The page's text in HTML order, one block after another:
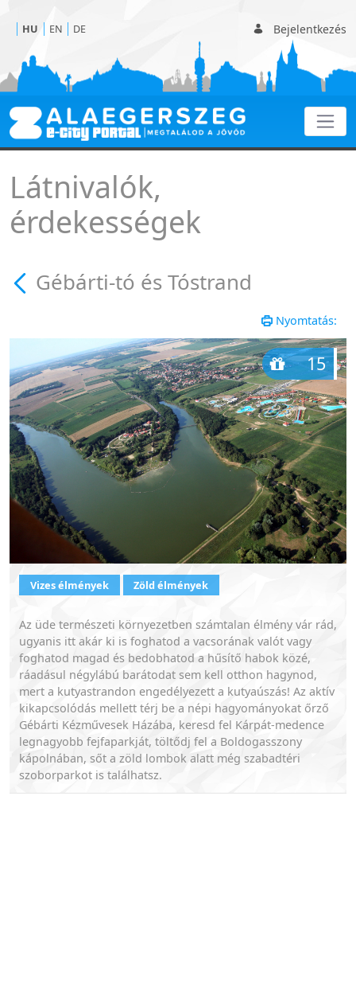
Bejelentkezés
HU EN DE
Gébárti-tó és Tóstrand
Látnivalók,
érdekességek
Gébárti-tó és Tóstrand
Nyomtatás:
15
Vizes élmények Zöld élmények
Az üde természeti környezetben számtalan élmény vár rád,
ugyanis itt akár ki is foghatod a vacsorának valót vagy
foghatod magad és bedobhatod a hűsítő habok közé,
ráadásul négylábú barátodat sem kell otthon hagynod,
mert a kutyastrandon engedélyezett a kutyaúszás! Az aktív
kikapcsolódás mellett térj be a népi hagyományokat őrző
Gébárti Kézművesek Házába, keresd fel Kárpát-medence
legnagyobb fejfaparkját, töltődj fel a Boldogasszony
kápolnában, sőt a zöld lombok alatt még szabadtéri
szoborparkot is találhatsz.